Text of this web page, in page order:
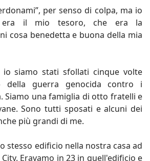
per senso di colpa, ma io
era il mio tesoro, che era la
cosa benedetta e buona della mia
siamo stati sfollati cinque volte
della guerra genocida contro i
Siamo una famiglia di otto fratelli e
Sono tutti sposati e alcuni dei
più grandi di me.
stesso edificio nella nostra casa ad
City. Eravamo in 23 in quell'edificio e